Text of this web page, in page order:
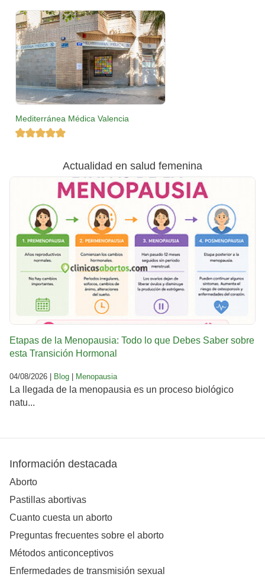
Mediterránea Médica Valencia
Actualidad en salud femenina
Etapas de la Menopausia: Todo lo que Debes Saber sobre
esta Transición Hormonal
04/08/2026 | Blog Menopausia
La llegada de la menopausia es un proceso biológico
natu...
Información destacada
Aborto
Pastillas abortivas
Cuanto cuesta un aborto
Preguntas frecuentes sobre el aborto
Métodos anticonceptivos
Enfermedades de transmisión sexual